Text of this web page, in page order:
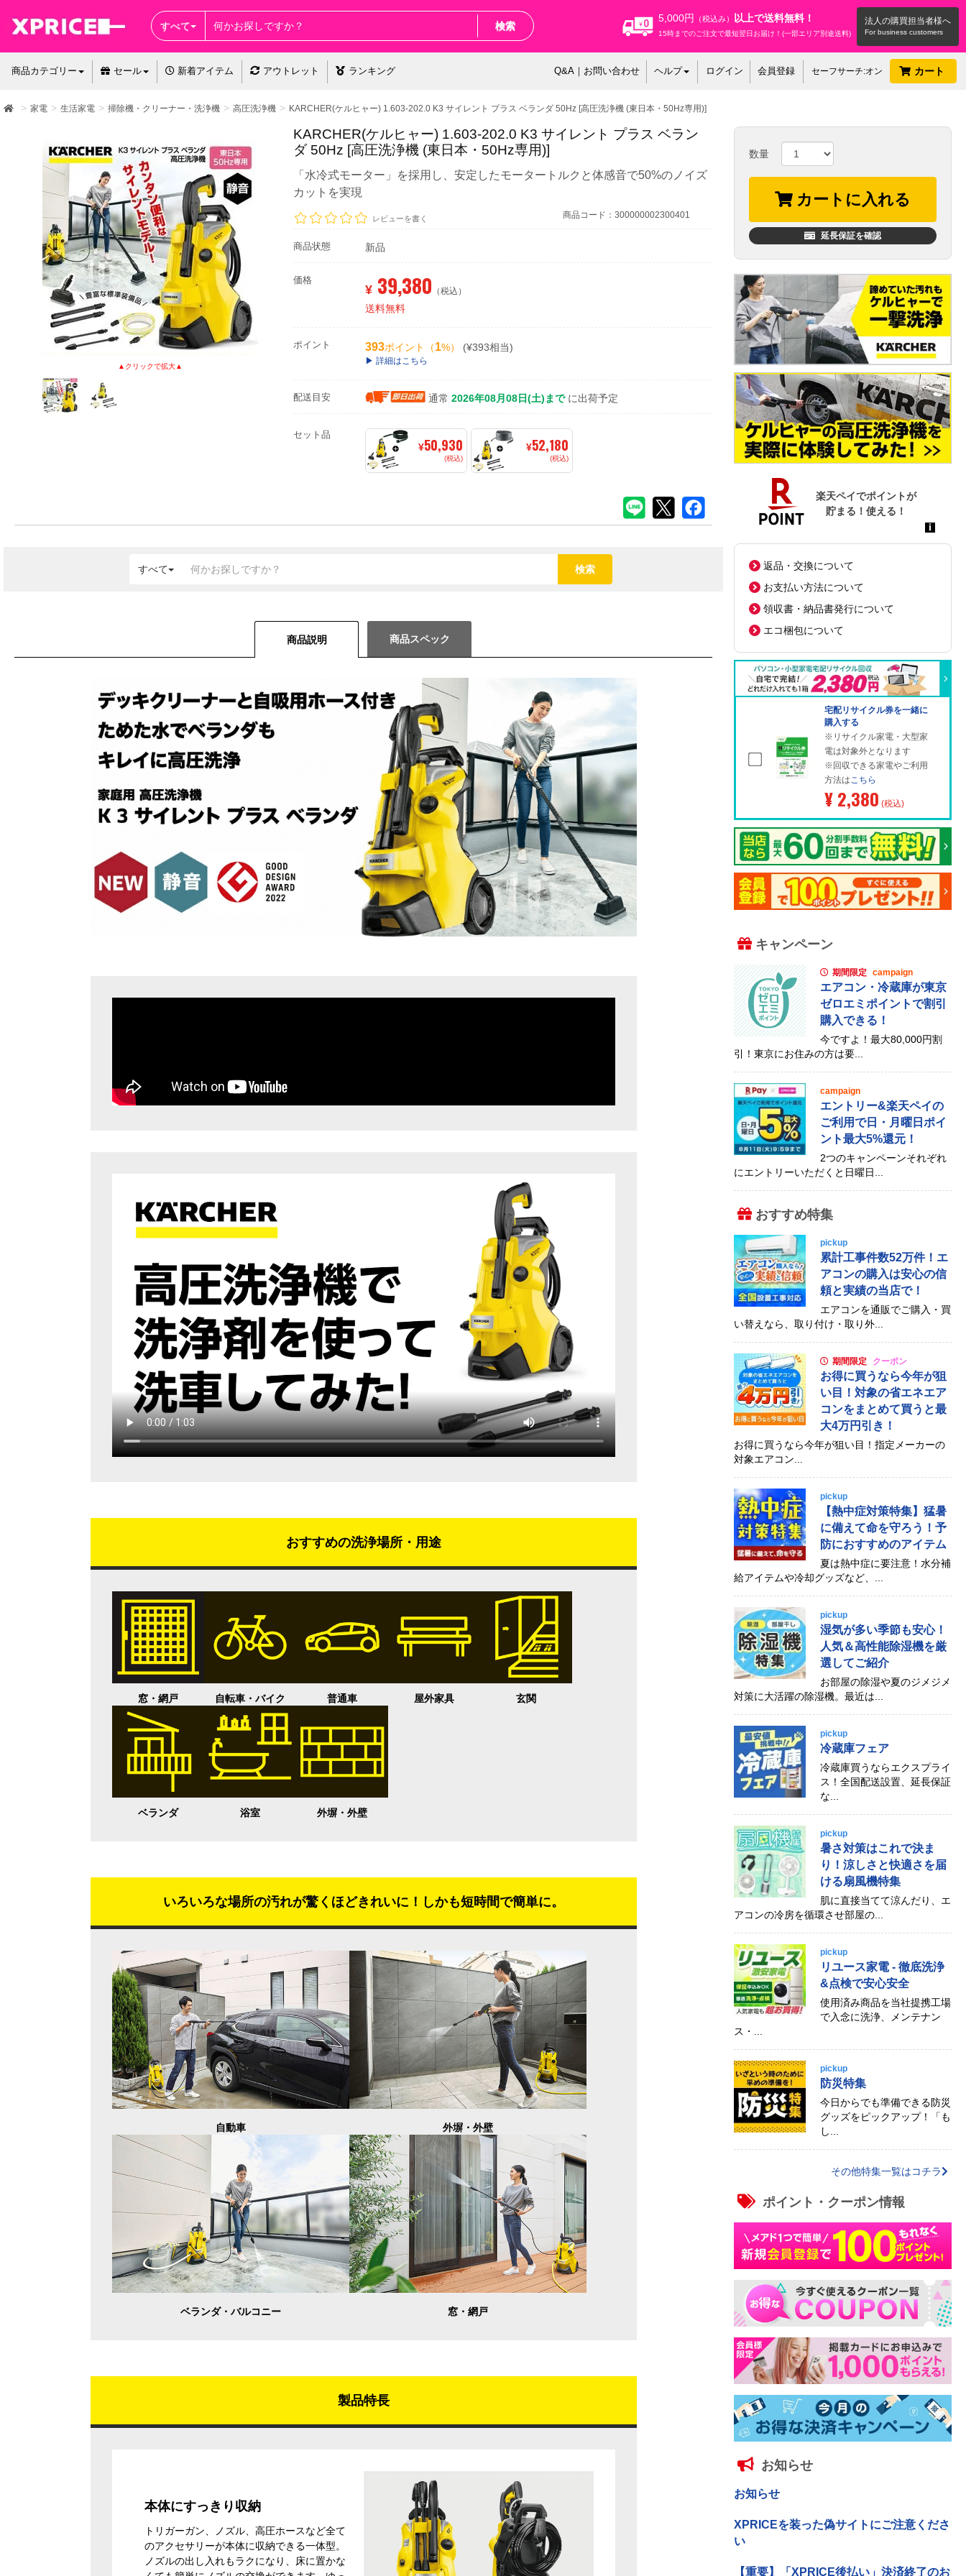
すべて 検索 法人の購買担当者様へ
5,000円 （税込み） 以上で送料無料！
15時までのご注文で最短翌日お届け！(一部エリア別途送料)
商品カテゴリー セール 新着アイテム アウトレット ランキング Q&A｜お問い合わせ ヘルプ ログイン 会員登録 セーフサーチ:オン カート
家電 生活家電 掃除機・クリーナー・洗浄機 高圧洗浄機 KARCHER(ケルヒャー) 1.603-202.0 K3 サイレント プラス ベランダ 50Hz [高圧洗浄機 (東日本・50Hz専用)]
KARCHER(ケルヒャー) 1.603-202.0 K3 サイレント プラス ベラン
ダ 50Hz [高圧洗浄機 (東日本・50Hz専用)]
「水冷式モーター」を採用し、安定したモータートルクと体感音で50%のノイズ
カットを実現
レビューを書く 商品コード：300000002300401
商品状態 新品
価格
¥ 39,380 （税込）
送料無料
ポイント 393ポイント（1%） (¥393相当)
詳細はこちら
配送目安 通常2026年08月08日(土)まで に出荷予定
セット品
¥50,930
(税込)
¥52,180
(税込)
すべて 検索
商品説明 商品スペック
数量
カートに入れる
延長保証を確認
返品・交換について
お支払い方法について
領収書・納品書発行について
エコ梱包について
宅配リサイクル券を一緒に
購入する
※リサイクル家電・大型家
電は対象外となります
※回収できる家電やご利用
方法はこちら
¥ 2,380 (税込)
キャンペーン
期間限定 campaign
エアコン・冷蔵庫が東京
ゼロエミポイントで割引
購入できる！
今ですよ！最大80,000円割
引！東京にお住みの方は要...
campaign
エントリー&楽天ペイの
ご利用で日・月曜日ポイ
ント最大5%還元！
2つのキャンペーンそれぞれ
にエントリーいただくと日曜日...
おすすめ特集
pickup
累計工事件数52万件！エ
アコンの購入は安心の信
頼と実績の当店で！
エアコンを通販でご購入・買
い替えなら、取り付け・取り外...
期間限定 クーポン
お得に買うなら今年が狙
い目！対象の省エネエア
コンをまとめて買うと最
大4万円引き！
お得に買うなら今年が狙い目！指定メーカーの
対象エアコン...
pickup
【熱中症対策特集】猛暑
に備えて命を守ろう！予
防におすすめのアイテム
夏は熱中症に要注意！水分補
給アイテムや冷却グッズなど、...
pickup
湿気が多い季節も安心！
人気＆高性能除湿機を厳
選してご紹介
お部屋の除湿や夏のジメジメ
対策に大活躍の除湿機。最近は...
pickup
冷蔵庫フェア
冷蔵庫買うならエクスプライ
ス！全国配送設置、延長保証
な...
pickup
暑さ対策はこれで決ま
り！涼しさと快適さを届
ける扇風機特集
肌に直接当てて涼んだり、エ
アコンの冷房を循環させ部屋の...
pickup
リユース家電 - 徹底洗浄
&点検で安心安全
使用済み商品を当社提携工場
で入念に洗浄、メンテナン
ス・...
pickup
防災特集
今日からでも準備できる防災
グッズをピックアップ！「も
し...
その他特集一覧はコチラ
ポイント・クーポン情報
お知らせ
お知らせ
XPRICEを装った偽サイトにご注意くださ
い
【重要】「XPRICE後払い」決済終了のお